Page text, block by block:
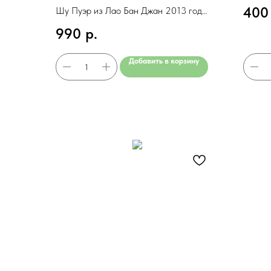
Шу Пуэр из Лао Бан Джан 2013 год
990 р.
Добавить в корзину
⭐
от 10
400